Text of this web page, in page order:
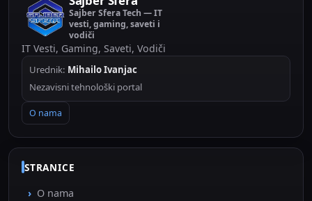
Sajber Sfera Tech — IT
vesti, gaming, saveti i
vodiči
IT Vesti, Gaming, Saveti, Vodiči
Urednik: Mihailo Ivanjac
Nezavisni tehnološki portal
O nama
STRANICE
O nama